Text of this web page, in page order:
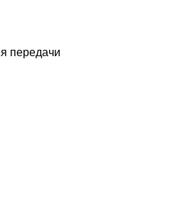
передачи